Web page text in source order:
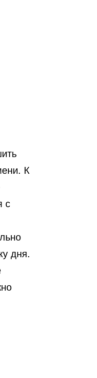
К
с
дня.